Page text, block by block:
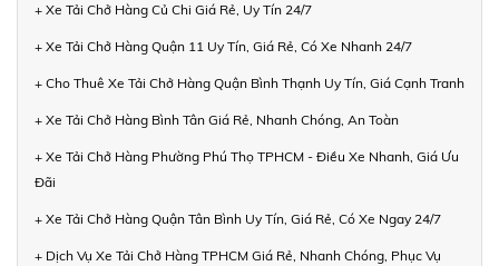
+ Xe Tải Chở Hàng Củ Chi Giá Rẻ, Uy Tín 24/7
+ Xe Tải Chở Hàng Quận 11 Uy Tín, Giá Rẻ, Có Xe Nhanh 24/7
+ Cho Thuê Xe Tải Chở Hàng Quận Bình Thạnh Uy Tín, Giá Cạnh Tranh
+ Xe Tải Chở Hàng Bình Tân Giá Rẻ, Nhanh Chóng, An Toàn
+ Xe Tải Chở Hàng Phường Phú Thọ TPHCM - Điều Xe Nhanh, Giá Ưu
Đãi
+ Xe Tải Chở Hàng Quận Tân Bình Uy Tín, Giá Rẻ, Có Xe Ngay 24/7
+ Dịch Vụ Xe Tải Chở Hàng TPHCM Giá Rẻ, Nhanh Chóng, Phục Vụ